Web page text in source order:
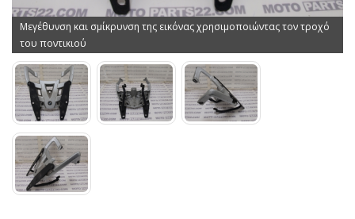
Μεγέθυνση και σμίκρυνση της εικόνας χρησιμοποιώντας τον τροχό
του ποντικιού